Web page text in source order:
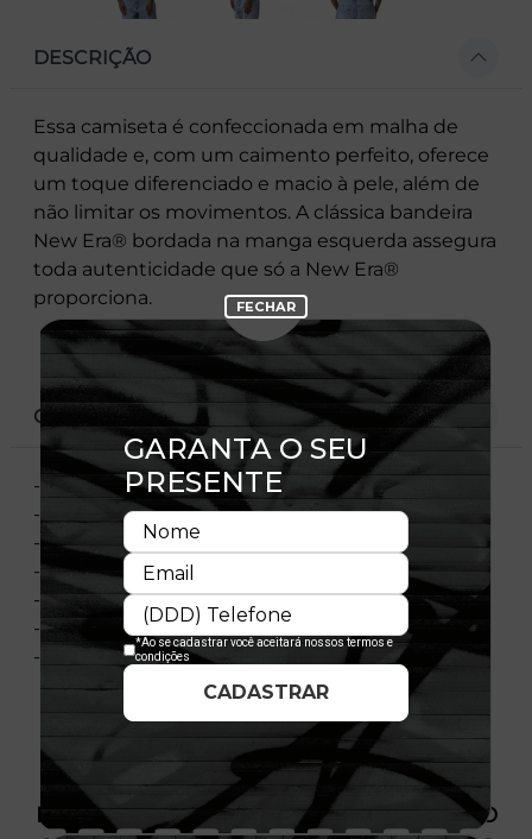
DESCRIÇÃO
Essa camiseta é confeccionada em malha de
qualidade e, com um caimento perfeito, oferece
um toque diferenciado e macio à pele, além de
não limitar os movimentos. A clássica bandeira
New Era® bordada na manga esquerda assegura
toda autenticidade que só a New Era®
proporciona.
CARACTERÍSTICAS
- Gola careca
- Sem Mangas
- Estampa frontal
- Flag New Era bordada
- Material: Malha canelada
- Composição: 100% Algodão
- Licença oficial
PRODUTO SEM ESTOQUE DÍSPONÍVEL NO